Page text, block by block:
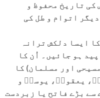
کی تاریخ محفوظ و
اتوام و طل کی
ایسا دلکش ترانہ
ہو جائیں۔ اُن کا
اور مسلمان) کا
یعقوبؑ، یوسفؑ و
بڑے فاتح یا زبردست